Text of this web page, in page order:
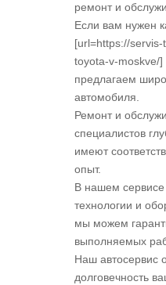
ремонт и
Если вам нужен
[url=https://
toyota-v-moskve/]
предлагаем
автомобиля.
Ремонт и
специалистов
имеют
опыт.
В нашем
технологии и
мы можем
выполняемых
Наш автосервис
долговечность